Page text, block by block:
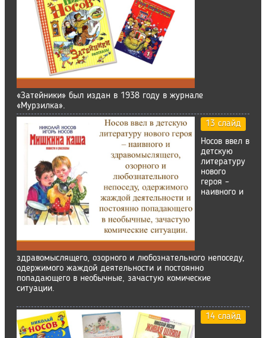
«Затейники» был издан в 1938 году в журнале
«Мурзилка».
13 слайд
Носов ввел в
детскую
литературу
нового
героя –
наивного и
здравомыслящего, озорного и любознательного непоседу,
одержимого жаждой деятельности и постоянно
попадающего в необычные, зачастую комические
ситуации.
14 слайд